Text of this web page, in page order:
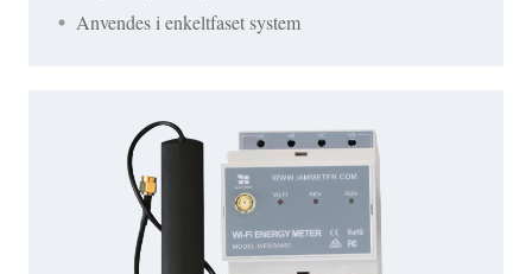
Anvendes i enkeltfaset system